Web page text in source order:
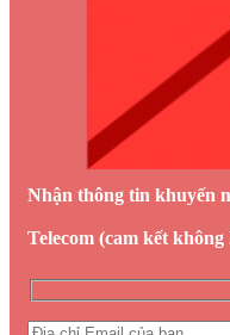
Nhận thông tin khuyến
Telecom (cam kết